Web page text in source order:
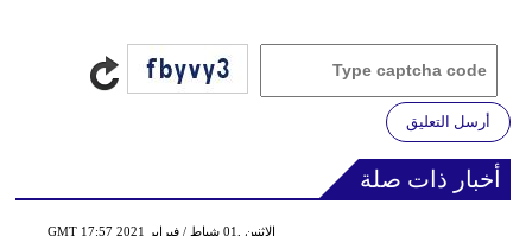
أرسل التعليق
أخبار ذات صلة
GMT 17:57 2021 الإثنين ,01 شباط / فبراير